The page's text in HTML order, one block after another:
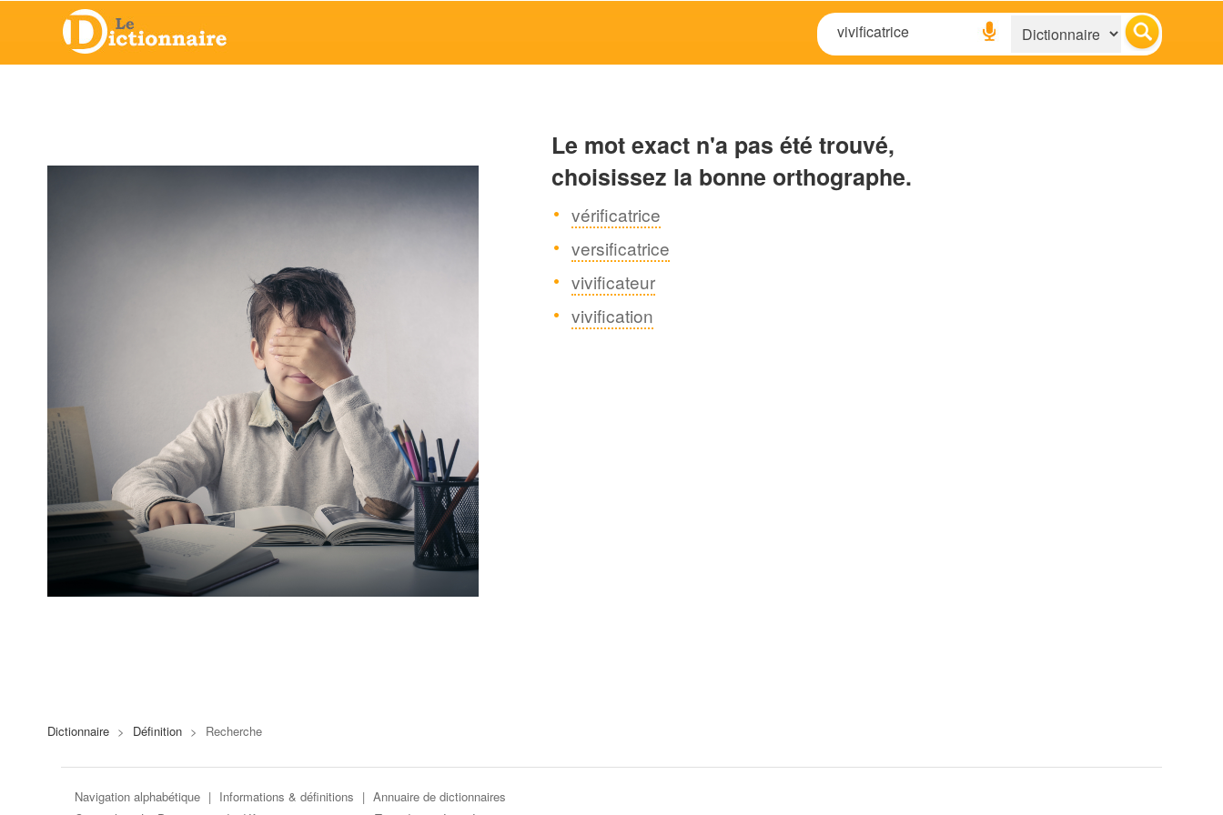
Le mot exact n'a pas été trouvé,
choisissez la bonne orthographe.
vérificatrice
versificatrice
vivificateur
vivification
Dictionnaire > Définition > Recherche
Navigation alphabétique | Informations & définitions | Annuaire de dictionnaires